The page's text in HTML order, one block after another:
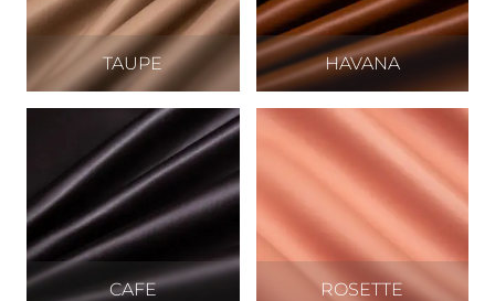
TAUPE HAVANA
CAFE ROSETTE